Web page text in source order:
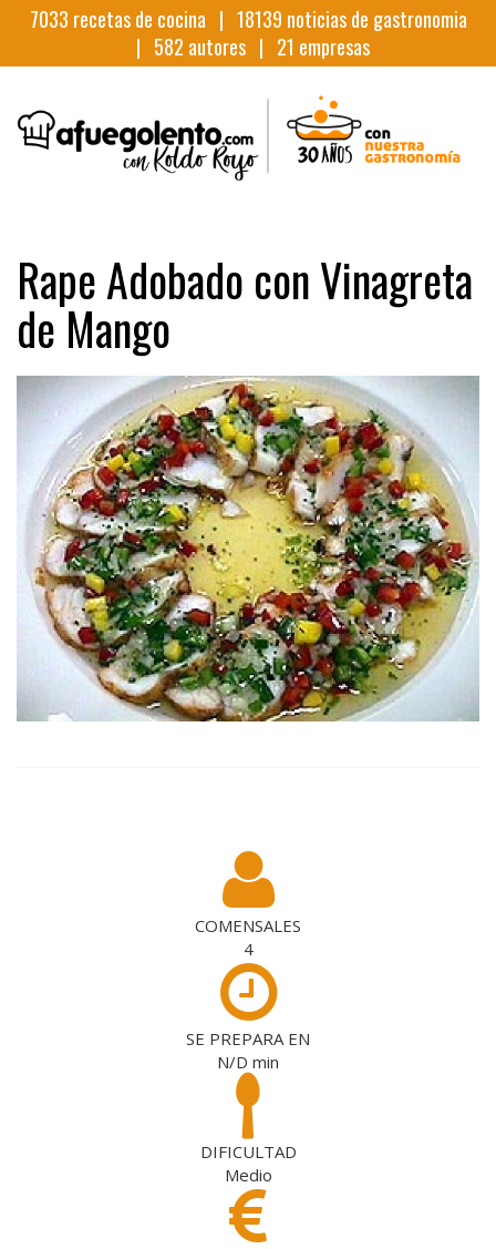
7033 recetas de cocina | 18139 noticias de gastronomia
| 582 autores | 21 empresas
Rape Adobado con Vinagreta
de Mango
COMENSALES
4
SE PREPARA EN
N/D min
DIFICULTAD
Medio